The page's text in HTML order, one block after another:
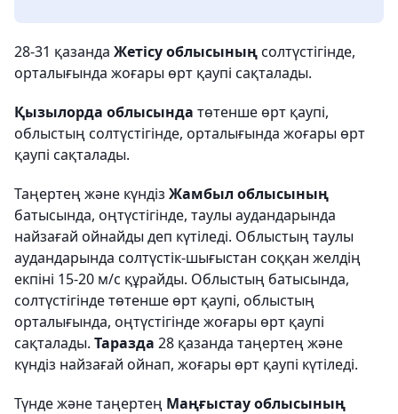
28-31 қазанда Жетісу облысыныңсолтүстігінде,
орталығында жоғары өрт қаупі сақталады.
Қызылорда облысында төтенше өрт қаупі,
облыстың солтүстігінде, орталығында жоғары өрт
қаупі сақталады.
Таңертең және күндіз Жамбыл облысының
батысында, оңтүстігінде, таулы аудандарында
найзағай ойнайды деп күтіледі. Облыстың таулы
аудандарында солтүстік-шығыстан соққан желдің
екпіні 15-20 м/с құрайды. Облыстың батысында,
солтүстігінде төтенше өрт қаупі, облыстың
орталығында, оңтүстігінде жоғары өрт қаупі
сақталады. Таразда 28 қазанда таңертең және
күндіз найзағай ойнап, жоғары өрт қаупі күтіледі.
Түнде және таңертең Маңғыстау облысының